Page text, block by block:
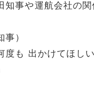
知事や運航会社の
）
度も 出かけてほし